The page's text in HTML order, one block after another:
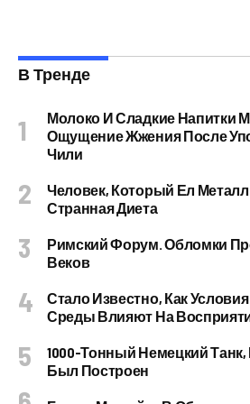
В Тренде
Молоко И Сладкие Напитки
Ощущение Жжения После
Чили
Человек, Который Ел
Странная Диета
Римский Форум. Обломки
Веков
Стало Известно, Как
Среды Влияют На
1000-Тонный Немецкий
Был Построен